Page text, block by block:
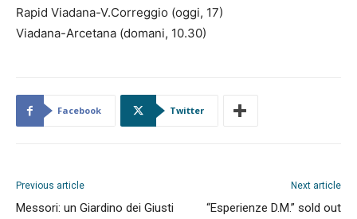
Rapid Viadana-V.Correggio (oggi, 17)
Viadana-Arcetana (domani, 10.30)
Facebook Twitter
Previous article
Messori: un Giardino dei Giusti
Next article
“Esperienze D.M.” sold out